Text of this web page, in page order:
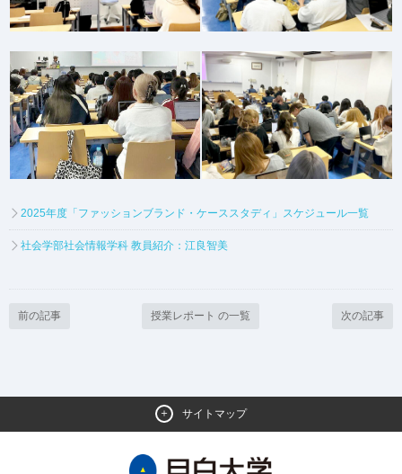
2025年度「ファッションブランド・ケーススタディ」スケジュール一覧
社会学部社会情報学科 教員紹介：江良智美
前の記事 授業レポート の一覧 次の記事
サイトマップ